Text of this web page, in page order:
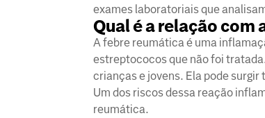
exames laboratoriais que
Qual é a relação com
A febre reumática é uma
estreptococos que não foi
crianças e jovens. Ela pode
Um dos riscos dessa reação
reumática.